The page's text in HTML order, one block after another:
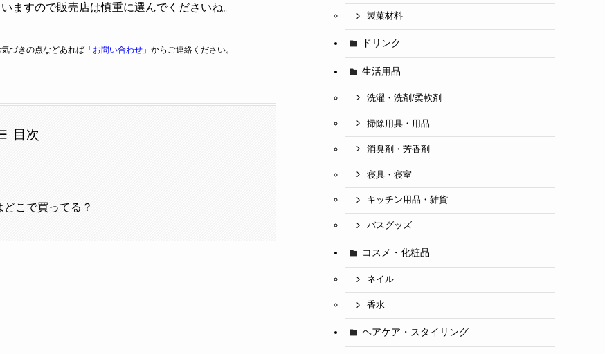
ますので販売店は慎重に選んでくださいね。
づきの点などあれば「 お問い合わせ 」からご連絡ください。
目次
どこで買ってる？
製菓材料
ドリンク
生活用品
洗濯・洗剤/柔軟剤
掃除用具・用品
消臭剤・芳香剤
寝具・寝室
キッチン用品・雑貨
バスグッズ
コスメ・化粧品
ネイル
香水
ヘアケア・スタイリング